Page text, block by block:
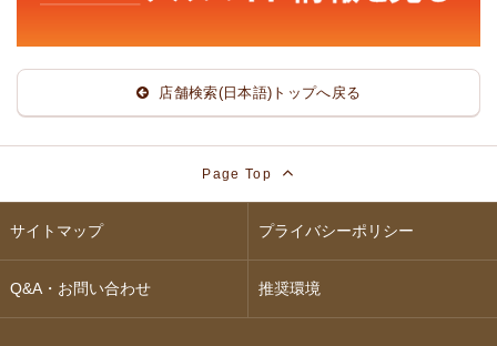
店舗検索(日本語)トップへ戻る
Page Top
サイトマップ プライバシーポリシー
Q&A・お問い合わせ 推奨環境